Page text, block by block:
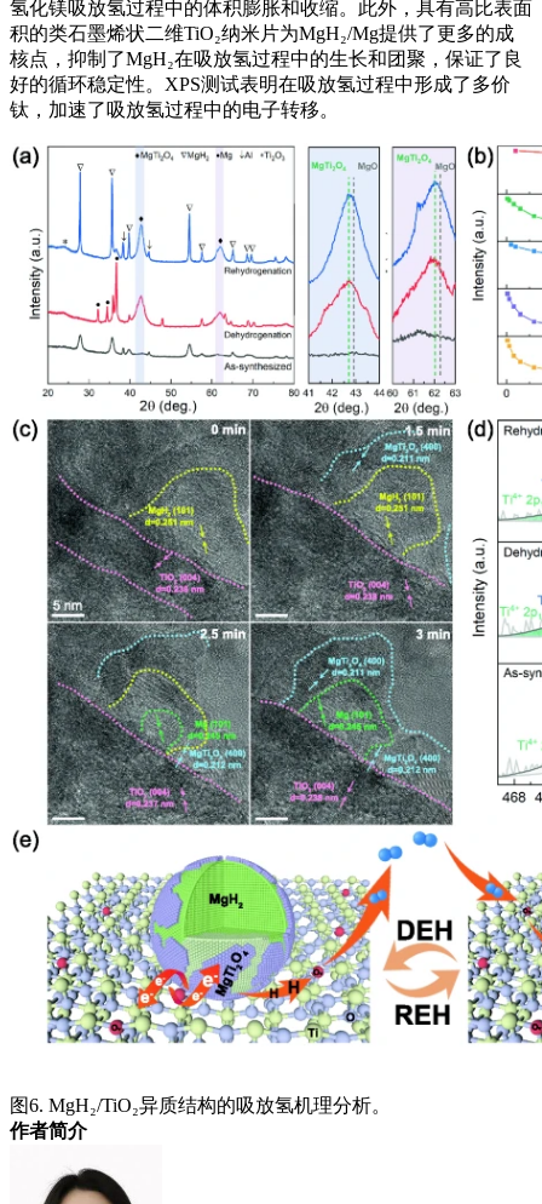
氢化镁吸放氢过程中的体积膨胀和收缩。此外，具有高比表面
积的类石墨烯状二维TiO₂纳米片为MgH₂/Mg提供了更多的成
核点，抑制了MgH₂在吸放氢过程中的生长和团聚，保证了良
好的循环稳定性。XPS测试表明在吸放氢过程中形成了多价
钛，加速了吸放氢过程中的电子转移。
图6. MgH₂/TiO₂异质结构的吸放氢机理分析。
作者简介